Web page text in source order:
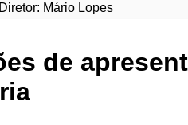
Diretor: Mário Lopes
de